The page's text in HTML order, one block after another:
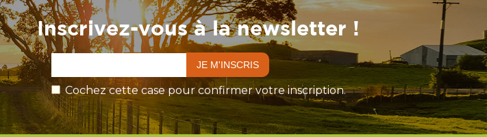
Inscrivez-vous à la newsletter !
Cochez cette case pour confirmer votre inscription.